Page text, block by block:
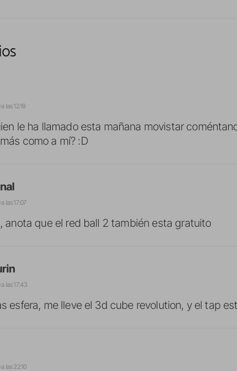
las 12:19
le ha llamado esta mañana movistar
como a mí? :D
las 17:07
anota que el red ball 2 también esta gratuito
a las 17:43
esfera, me lleve el 3d cube revolution, y el tap
las 22:10